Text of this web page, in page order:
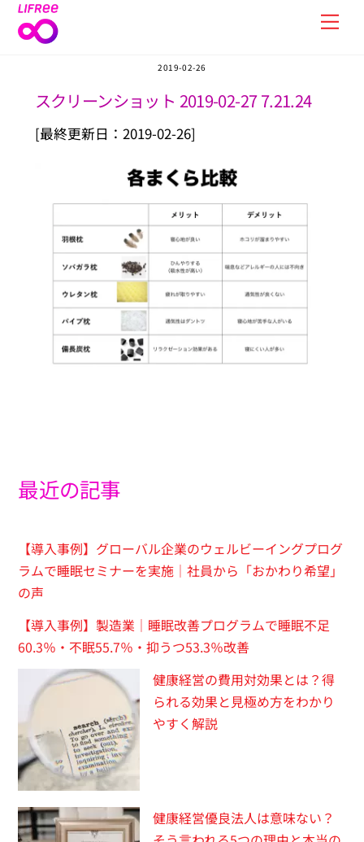
Skip
2019-02-26
スクリーンショット 2019-02-27 7.21.24
[最終更新日：2019-02-26]
最近の記事
【導入事例】グローバル企業のウェルビーイングプログ
ラムで睡眠セミナーを実施｜社員から「おかわり希望」
の声
【導入事例】製造業｜睡眠改善プログラムで睡眠不足
60.3％・不眠55.7％・抑うつ53.3％改善
健康経営の費用対効果とは？得
られる効果と見極め方をわかり
やすく解説
健康経営優良法人は意味ない？